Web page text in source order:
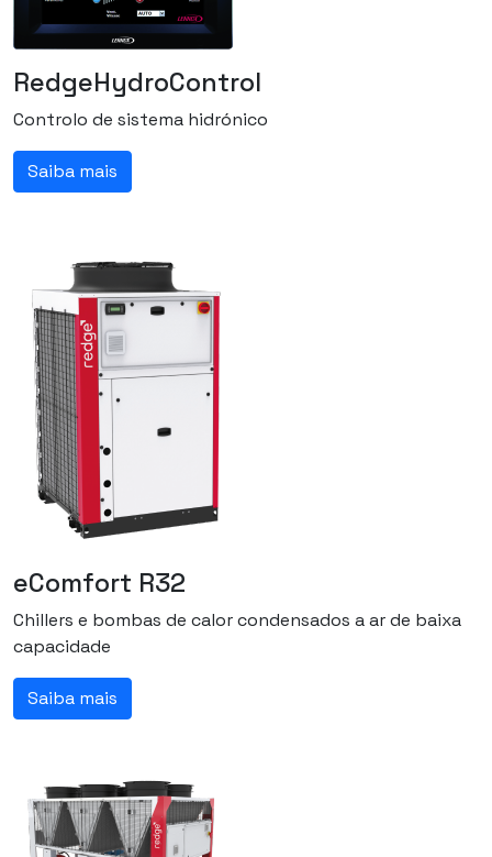
RedgeHydroControl
Controlo de sistema hidrónico
Saiba mais
eComfort R32
Chillers e bombas de calor condensados a ar de baixa
capacidade
Saiba mais